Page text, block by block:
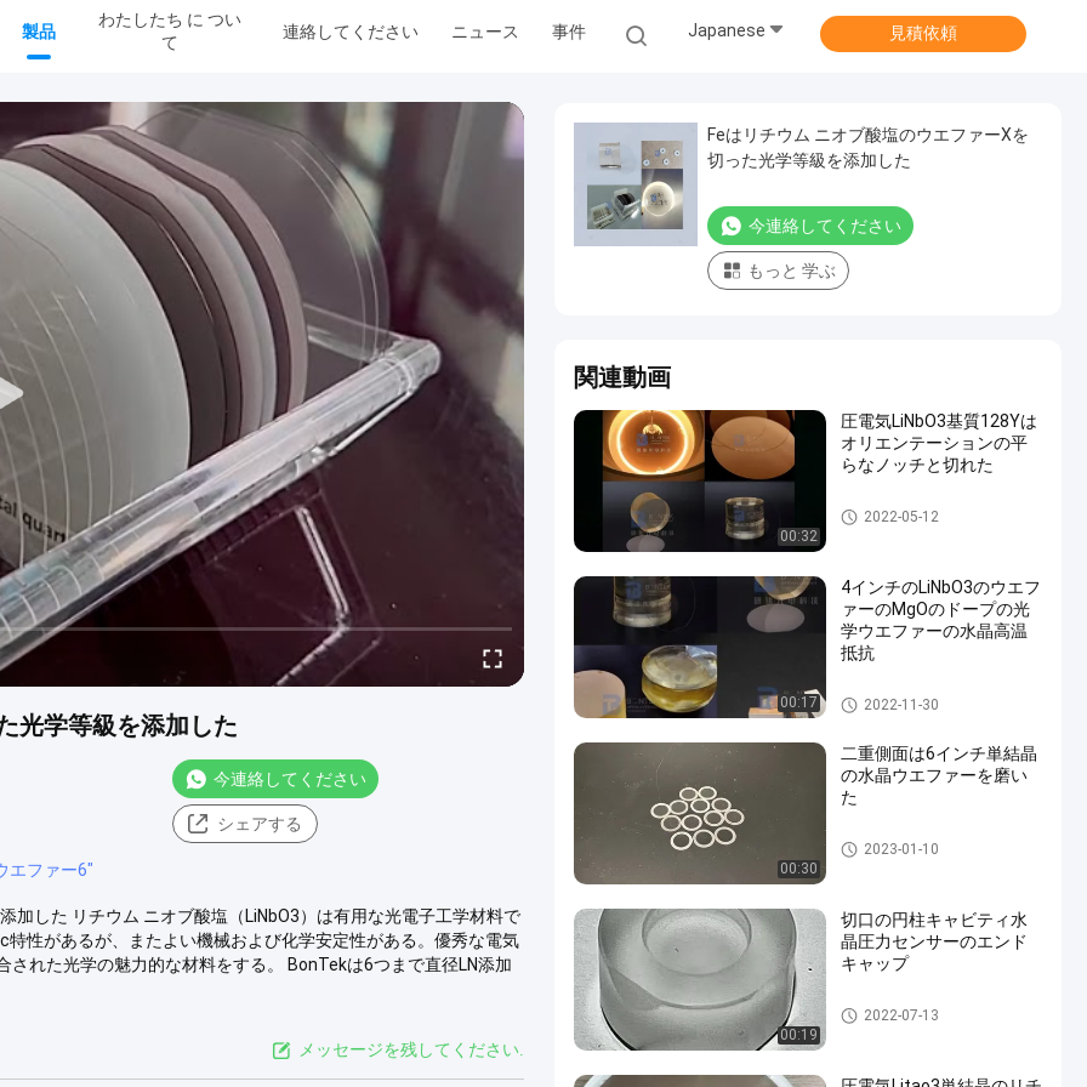
製品
わたしたち に つい
て
連絡してください ニュース 事件 Japanese 見積依頼
光学等級を添加した
今連絡してください
シェアする
エファー6"
加した リチウム ニオブ酸塩（LiNbO3）は有用な光電子工学材料で
性があるが、またよい機械および化学安定性がある。優秀な電気
れた光学の魅力的な材料をする。 BonTekは6つまで直径LN添加
メッセージを残してください.
Feはリチウム ニオブ酸塩のウエファーXを
切った光学等級を添加した
今連絡してください
もっと 学ぶ
関連動画
00:32
圧電気LiNbO3基質128Yは
オリエンテーションの平
らなノッチと切れた
LiNbO3ウエファー
2022-05-12
00:17
4インチのLiNbO3のウエフ
ァーのMgOのドープの光
学ウエファーの水晶高温
抵抗
LiNbO3ウエファー
2022-11-30
00:30
二重側面は6インチ単結晶
の水晶ウエファーを磨い
た
単結晶の水晶ウエファー
2023-01-10
00:19
切口の円柱キャビティ水
晶圧力センサーのエンド
キャップ
圧電ウェーハ
2022-07-13